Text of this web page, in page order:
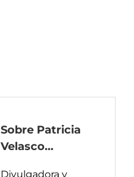
Sobre Patricia
Velasco…
Divulgadora y